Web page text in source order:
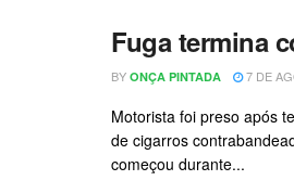
Fuga termina
BY ONÇA PINTADA 7 DE
Motorista foi preso após
de cigarros
começou durante...